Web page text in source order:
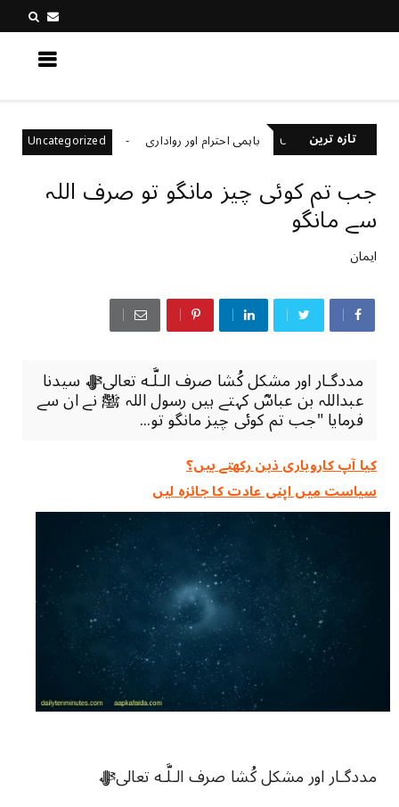
تازہ ترین باہمی احترام اور رواداری Uncategorized کیا آپ
جب تم کوئی چیز مانگو تو صرف اللہ
سے مانگو
ایمان
مددگـار اور مشکل کُشا صرف الـلَّـه تعالیﷻ سيدنا
عبداللہ بن عباسؓ کہتے ہیں رسول اللہ ﷺ نے ان سے
فرمایا "جب تم کوئی چیز مانگو تو...
کیا آپ کاروباری ذہن رکھتے ہیں؟
سیاست میں اپنی عادت کا جائزہ لیں
مددگـار اور مشکل کُشا صرف الـلَّـه تعالیﷻ